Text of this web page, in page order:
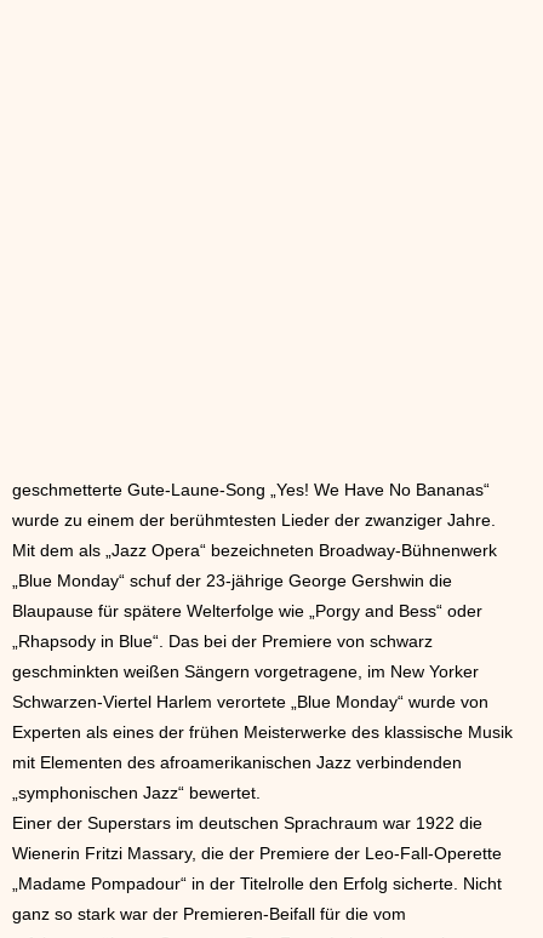
geschmetterte Gute-Laune-Song „Yes! We Have No Bananas“
wurde zu einem der berühmtesten Lieder der zwanziger Jahre.
Mit dem als „Jazz Opera“ bezeichneten Broadway-Bühnenwerk
„Blue Monday“ schuf der 23-jährige George Gershwin die
Blaupause für spätere Welterfolge wie „Porgy and Bess“ oder
„Rhapsody in Blue“. Das bei der Premiere von schwarz
geschminkten weißen Sängern vorgetragene, im New Yorker
Schwarzen-Viertel Harlem verortete „Blue Monday“ wurde von
Experten als eines der frühen Meisterwerke des klassische Musik
mit Elementen des afroamerikanischen Jazz verbindenden
„symphonischen Jazz“ bewertet.
Einer der Superstars im deutschen Sprachraum war 1922 die
Wienerin Fritzi Massary, die der Premiere der Leo-Fall-Operette
„Madame Pompadour“ in der Titelrolle den Erfolg sicherte. Nicht
ganz so stark war der Premieren-Beifall für die vom